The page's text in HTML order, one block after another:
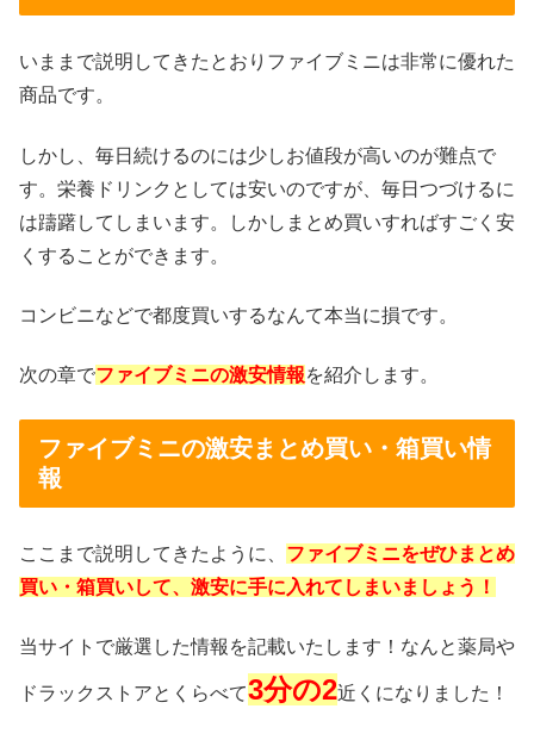
いままで説明してきたとおりファイブミニは非常に優れた
商品です。
しかし、毎日続けるのには少しお値段が高いのが難点で
す。栄養ドリンクとしては安いのですが、毎日つづけるに
は躊躇してしまいます。しかしまとめ買いすればすごく安
くすることができます。
コンビニなどで都度買いするなんて本当に損です。
次の章でファイブミニの激安情報を紹介します。
ファイブミニの激安まとめ買い・箱買い情
報
ここまで説明してきたように、 ファイブミニをぜひまとめ
買い・箱買いして、激安に手に入れてしまいましょう！
当サイトで厳選した情報を記載いたします！なんと薬局や
ドラックストアとくらべて3分の2近くになりました！